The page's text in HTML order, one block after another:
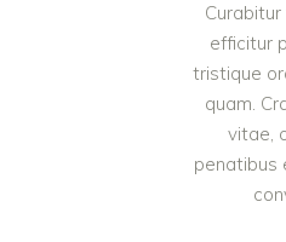
efficitur
tristique
quam.
vitae,
penatibus